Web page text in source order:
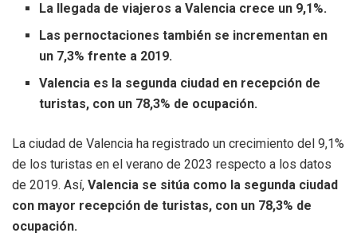
La llegada de viajeros a Valencia crece un 9,1%.
Las pernoctaciones también se incrementan en
un 7,3% frente a 2019.
Valencia es la segunda ciudad en recepción de
turistas, con un 78,3% de ocupación.
La ciudad de Valencia ha registrado un crecimiento del 9,1%
de los turistas en el verano de 2023 respecto a los datos
de 2019. Así, Valencia se sitúa como la segunda ciudad
con mayor recepción de turistas, con un 78,3% de
ocupación.